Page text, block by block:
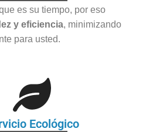
es su tiempo, por eso
y eficiencia, minimizando
para usted.
Ecológico